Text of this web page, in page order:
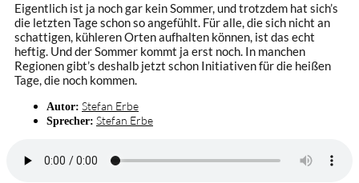
Eigentlich ist ja noch gar kein Sommer, und trotzdem hat sich’s
die letzten Tage schon so angefühlt. Für alle, die sich nicht an
schattigen, kühleren Orten aufhalten können, ist das echt
heftig. Und der Sommer kommt ja erst noch. In manchen
Regionen gibt’s deshalb jetzt schon Initiativen für die heißen
Tage, die noch kommen.
Autor: Stefan Erbe
Sprecher: Stefan Erbe